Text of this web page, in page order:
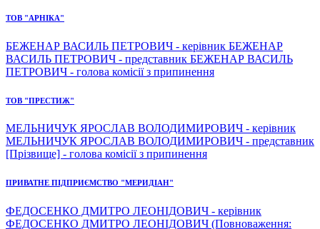
ТОВ "АРНІКА"
БЕЖЕНАР ВАСИЛЬ ПЕТРОВИЧ - керівник БЕЖЕНАР
ВАСИЛЬ ПЕТРОВИЧ - представник БЕЖЕНАР ВАСИЛЬ
ПЕТРОВИЧ - голова комісії з припинення
ТОВ "ПРЕСТИЖ"
МЕЛЬНИЧУК ЯРОСЛАВ ВОЛОДИМИРОВИЧ - керівник
МЕЛЬНИЧУК ЯРОСЛАВ ВОЛОДИМИРОВИЧ - представник
[Прізвище] - голова комісії з припинення
ПРИВАТНЕ ПІДПРИЄМСТВО "МЕРИДІАН"
ФЕДОСЕНКО ДМИТРО ЛЕОНІДОВИЧ - керівник
ФЕДОСЕНКО ДМИТРО ЛЕОНІДОВИЧ (Повноваження: